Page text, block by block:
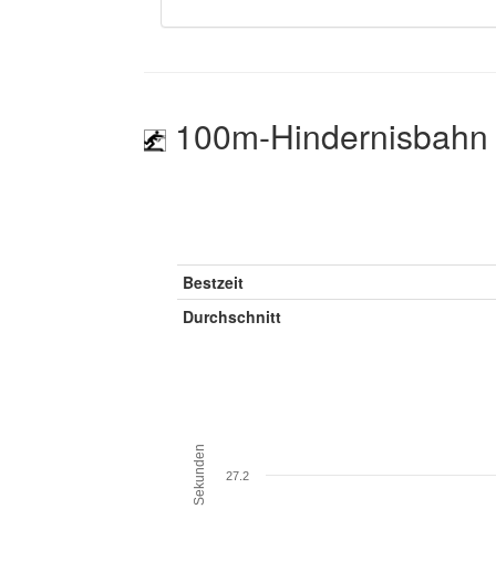
100m-
Bestzeit
Durchschnitt
Sekunden 27.2